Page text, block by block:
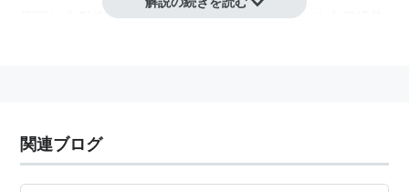
原因は自動車の排気ガスや工場等の排煙による大気汚染
のどが痛い
関連ブログ